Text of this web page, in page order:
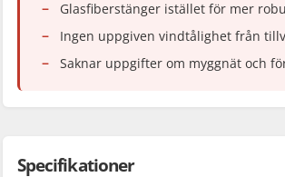
Glasfiberstänger istället för mer
Ingen uppgiven vindtålighet från
Saknar uppgifter om myggnät och
Specifikationer